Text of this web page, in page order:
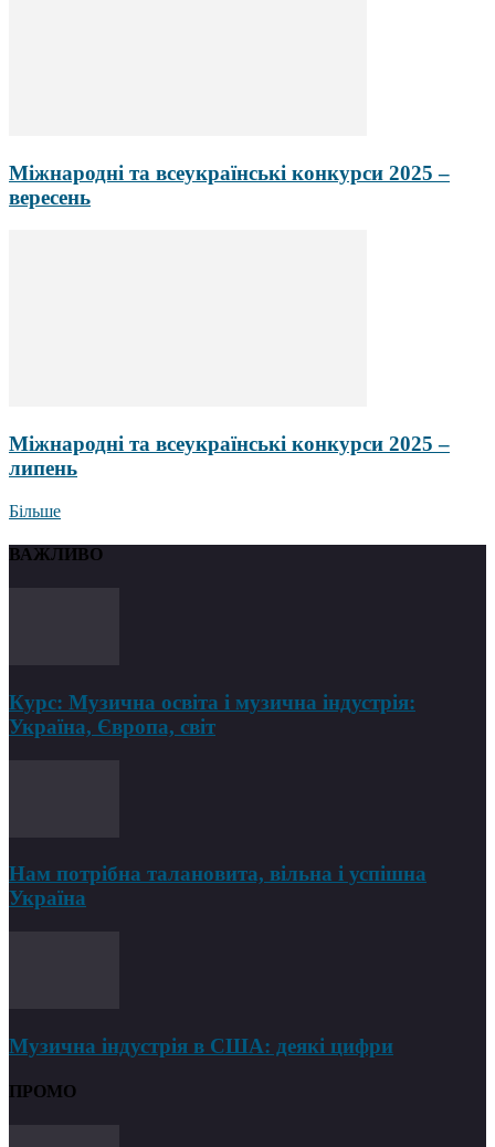
Міжнародні та всеукраїнські конкурси 2025 –
вересень
Міжнародні та всеукраїнські конкурси 2025 –
липень
Більше
ВАЖЛИВО
Курс: Музична освіта і музична індустрія:
Україна, Європа, світ
Нам потрібна талановита, вільна і успішна
Україна
Музична індустрія в США: деякі цифри
ПРОМО